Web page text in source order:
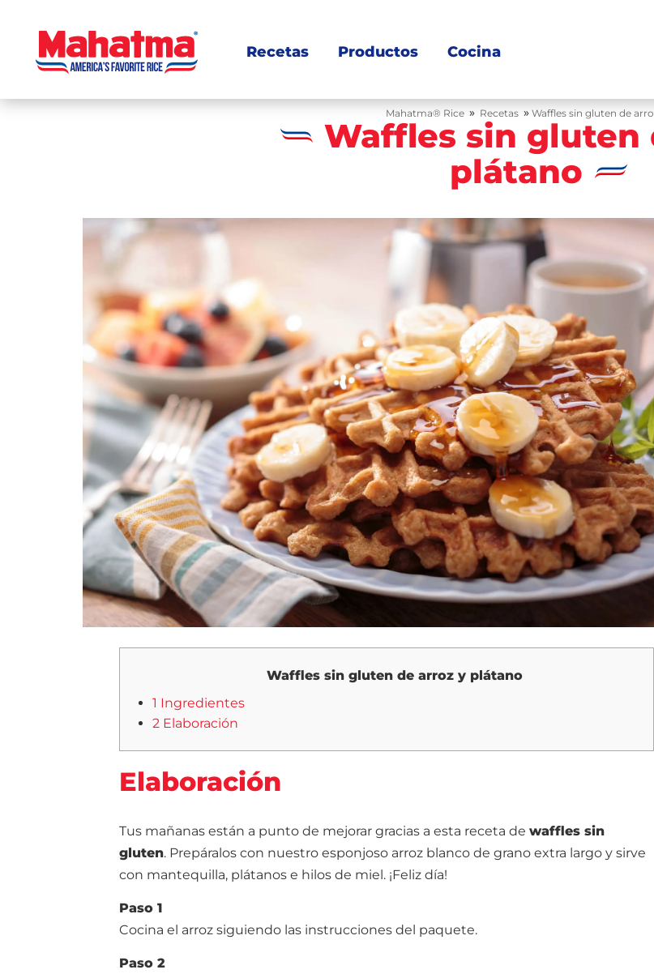
Recetas Productos Cocina
Mahatma® Rice » Recetas » Waffles sin gluten de
Waffles sin gluten
plátano
Waffles sin gluten de arroz y plátano
1 Ingredientes
2 Elaboración
Elaboración
Tus mañanas están a punto de mejorar gracias a esta receta de waffles sin
gluten. Prepáralos con nuestro esponjoso arroz blanco de grano extra largo y sirve
con mantequilla, plátanos e hilos de miel. ¡Feliz día!
Paso 1
Cocina el arroz siguiendo las instrucciones del paquete.
Paso 2